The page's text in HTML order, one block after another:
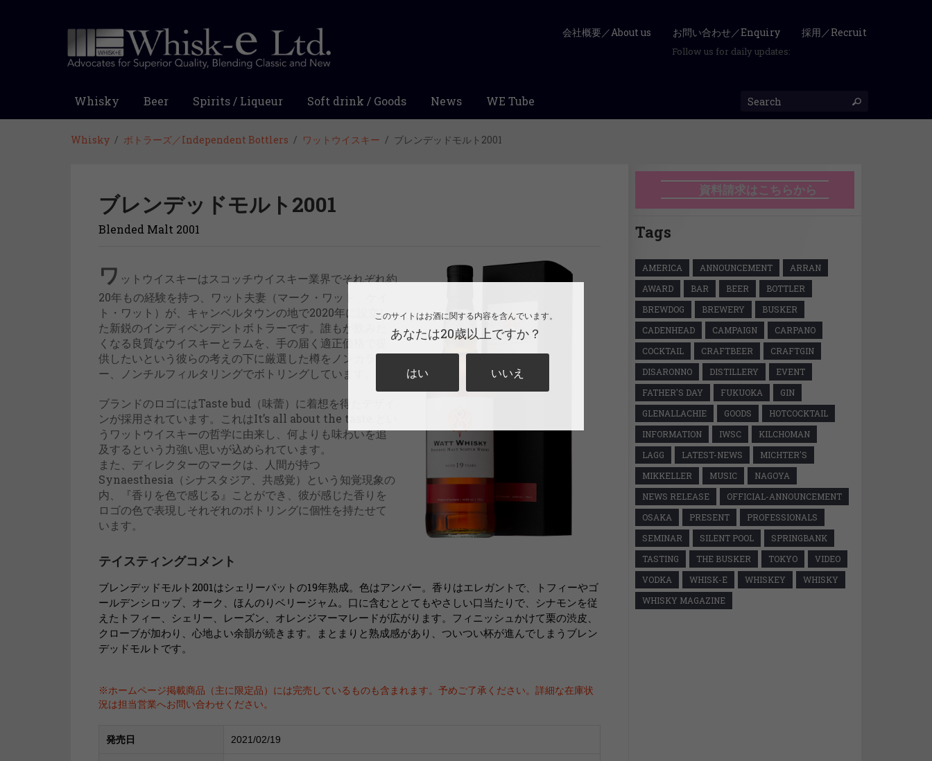
会社概要／About us お問い合わせ／Enquiry 採用／Recruit
Follow us for daily updates:
Whisky Beer Spirits / Liqueur Soft drink / Goods News WE Tube
Whisky ボトラーズ／Independent Bottlers ワットウイスキー ブレンデッドモルト2001
ブレンデッドモルト2001
Blended Malt 2001
ワ ットウイスキーはスコッチウイスキー業界でそれぞれ約
20年もの経験を持つ、ワット夫妻（マーク・ワット、ケイ
ト・ワット）が、キャンベルタウンの地で2020年に設立し
た新鋭のインディペンデントボトラーです。誰もが飲みた
くなる良質なウイスキーとラムを、手の届く適正価格で提
供したいという彼らの考えの下に厳選した樽をノンカラ
ー、ノンチルフィルタリングでボトリングしています。
ブランドのロゴにはTaste bud（味蕾）に着想を得たデザイ
ンが採用されています。これはIt’s all about the taste.とい
うワットウイスキーの哲学に由来し、何よりも味わいを追
及するという力強い思いが込められています。
また、ディレクターのマークは、人間が持つ
Synaesthesia（シナスタジア、共感覚）という知覚現象の
内、『香りを色で感じる』ことができ、彼が感じた香りを
ロゴの色で表現しそれぞれのボトリングに個性を持たせて
います。
テイスティングコメント
ブレンデッドモルト2001はシェリーバットの19年熟成。色はアンバー。香りはエレガントで、トフィーやゴ
ールデンシロップ、オーク、ほんのりベリージャム。口に含むととてもやさしい口当たりで、シナモンを従
えたトフィー、シェリー、レーズン、オレンジマーマレードが広がります。フィニッシュかけて栗の渋皮、
クローブが加わり、心地よい余韻が続きます。まとまりと熟成感があり、ついつい杯が進んでしまうブレン
デッドモルトです。
※ホームページ掲載商品（主に限定品）には完売しているものも含まれます。予めご了承ください。詳細な在庫状
況は担当営業へお問い合わせください。
発売日 2021/02/19
資料請求はこちらから
Tags
AMERICA ANNOUNCEMENT
ARRAN
AWARD
BAR BEER
BOTTLER
BREWDOG
BREWERY
BUSKER
CADENHEAD
CAMPAIGN
CARPANO
COCKTAIL
CRAFTBEER
CRAFTGIN
DISARONNO
DISTILLERY
EVENT
FATHER'S DAY
FUKUOKA
GIN
GLENALLACHIE
GOODS
HOTCOCKTAIL
INFORMATION
IWSC
KILCHOMAN
LAGG
LATEST-NEWS
MICHTER'S
MIKKELLER
MUSIC
NAGOYA
NEWS RELEASE
OFFICIAL-ANNOUNCEMENT
OSAKA
PRESENT
PROFESSIONALS
SEMINAR
SILENT POOL
SPRINGBANK
TASTING
THE BUSKER TOKYO
VIDEO
VODKA
WHISK-E WHISKEY
WHISKY
WHISKY MAGAZINE
このサイトはお酒に関する内容を含んでいます。
あなたは20歳以上ですか？
はい いいえ